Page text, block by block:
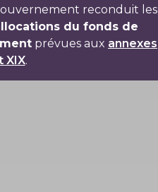
reconduit les
du fonds de
prévues aux annexes
XIX.